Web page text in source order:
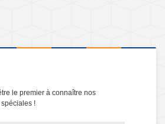
le premier à connaître nos
!